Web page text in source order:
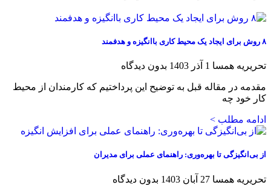
۸ روش برای ایجاد یک محیط کاری باانگیزه و هدفمند
تحریریه همسا 1 آذر 1403 بدون دیدگاه
مقدمه در مقاله قبل به توضیح این پرداختیم که کارمندان از محیط
کار خود چه
ادامه مطلب >
از بی‌انگیزگی تا بهره‌وری: راهنمای عملی برای مدیران
تحریریه همسا 27 آبان 1403 بدون دیدگاه